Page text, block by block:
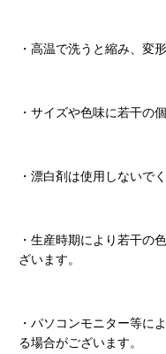
・高温で洗うと縮み、変
・サイズや色味に若干の
・漂白剤は使用しないでく
・生産時期により若干の
ざいます。
・パソコンモニター等に
る場合がございます。